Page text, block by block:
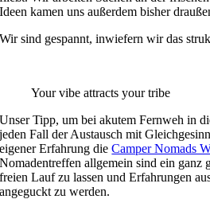
Ideen kamen uns außerdem bisher
Wir sind gespannt, inwiefern wir das
Your vibe attracts your tribe
Unser Tipp, um bei akutem Fernweh in
jeden Fall der Austausch mit
eigener Erfahrung dieCamper Nomads
Nomadentreffen allgemein sind ein ganz
freien Lauf zu lassen und Erfahrungen
angeguckt zu werden.